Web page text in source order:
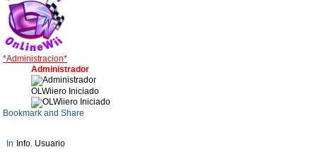
*Administracion*
Administrador
OLWiiero Iniciado
Info. Usuario